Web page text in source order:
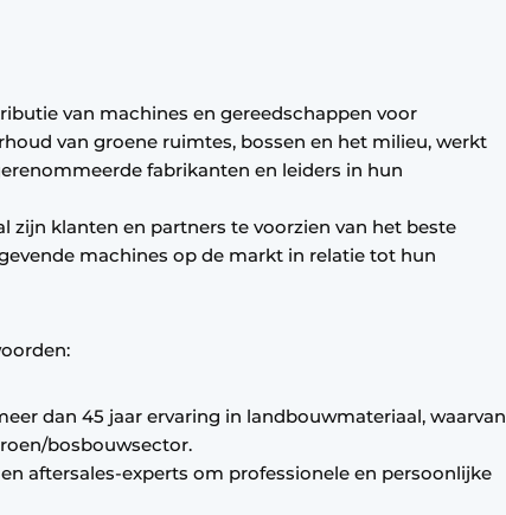
van machines en gereedschappen voor
van groene ruimtes, bossen en het milieu, werkt
fabrikanten en leiders in hun
zijn klanten en partners te voorzien van het beste
machines op de markt in relatie tot hun
dan 45 jaar ervaring in landbouwmateriaal, waarvan
bosbouwsector.
aftersales-experts om professionele en persoonlijke